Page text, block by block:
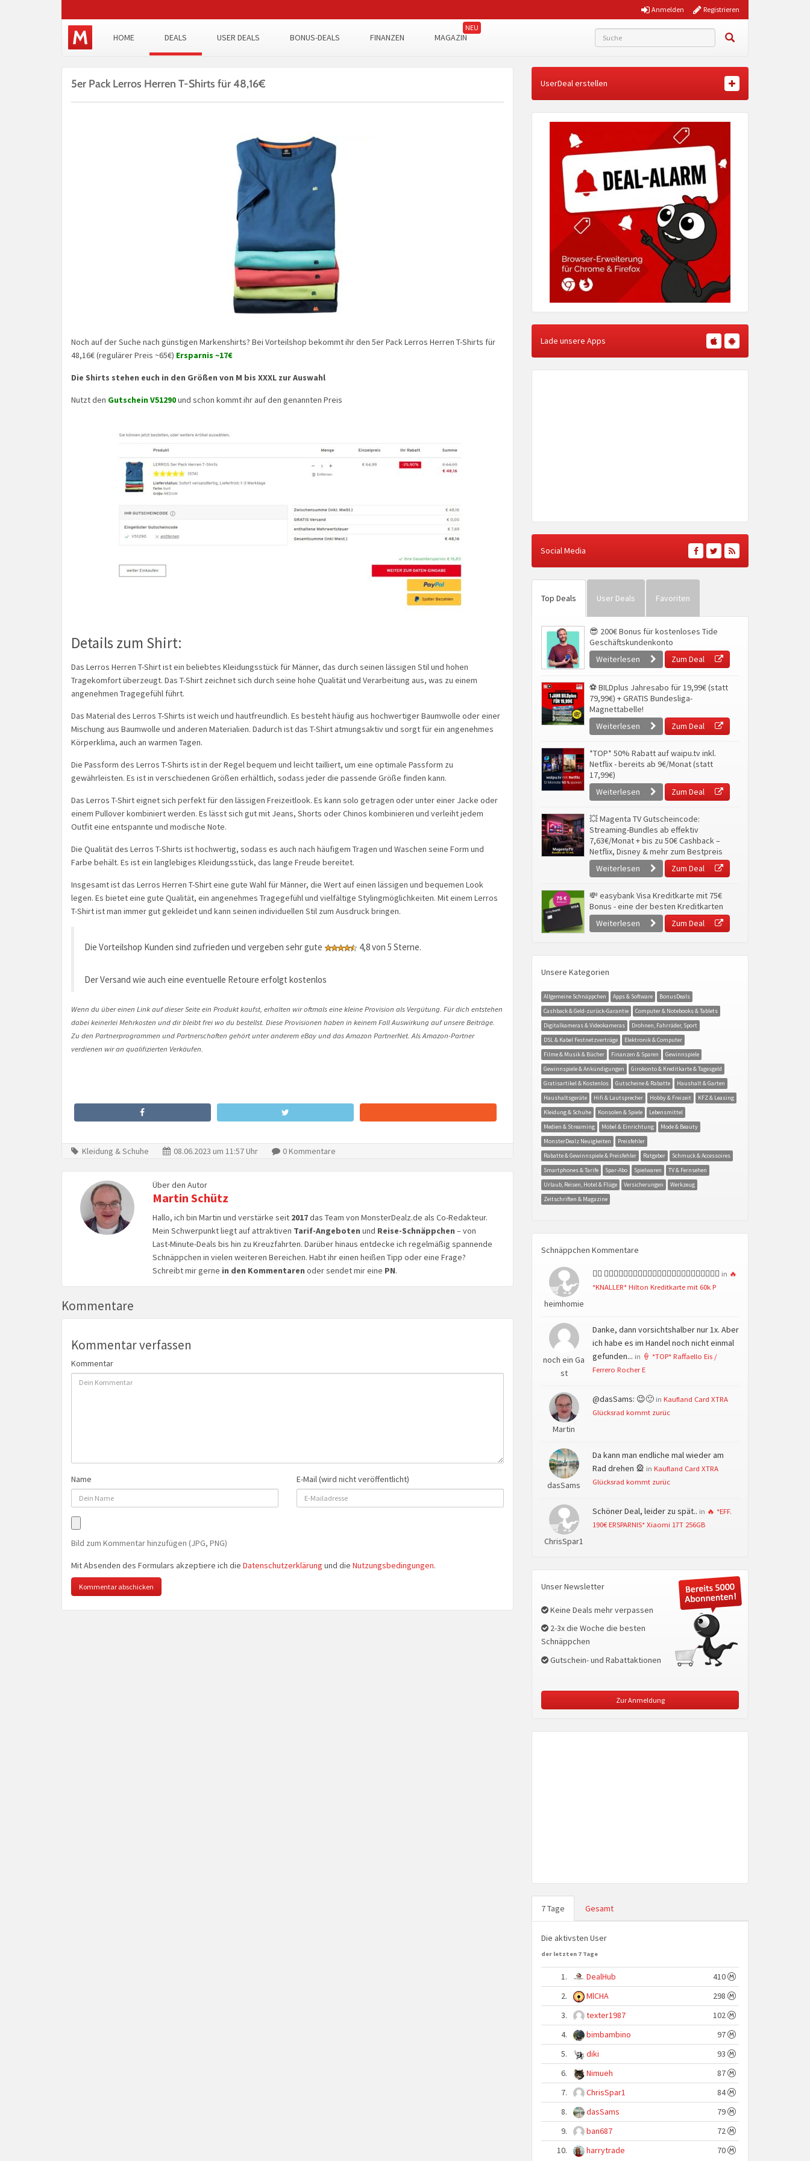
Registrieren
Anmelden
HOME DEALS USER DEALS BONUS-DEALS FINANZEN MAGAZIN
5er Pack Lerros Herren T-Shirts für 48,16€
Noch auf der Suche nach günstigen Markenshirts? Bei Vorteilshop bekommt ihr den 5er Pack Lerros Herren T-Shirts für
48,16€ (regulärer Preis ~65€) Ersparnis ~17€
Die Shirts stehen euch in den Größen von M bis XXXL zur Auswahl
Nutzt den Gutschein V51290und schon kommt ihr auf den genannten Preis
Details zum Shirt:
Das Lerros Herren T-Shirt ist ein beliebtes Kleidungsstück für Männer, das durch seinen lässigen Stil und hohen
Tragekomfort überzeugt. Das T-Shirt zeichnet sich durch seine hohe Qualität und Verarbeitung aus, was zu einem
angenehmen Tragegefühl führt.
Das Material des Lerros T-Shirts ist weich und hautfreundlich. Es besteht häufig aus hochwertiger Baumwolle oder einer
Mischung aus Baumwolle und anderen Materialien. Dadurch ist das T-Shirt atmungsaktiv und sorgt für ein angenehmes
Körperklima, auch an warmen Tagen.
Die Passform des Lerros T-Shirts ist in der Regel bequem und leicht tailliert, um eine optimale Passform zu
gewährleisten. Es ist in verschiedenen Größen erhältlich, sodass jeder die passende Größe finden kann.
Das Lerros T-Shirt eignet sich perfekt für den lässigen Freizeitlook. Es kann solo getragen oder unter einer Jacke oder
einem Pullover kombiniert werden. Es lässt sich gut mit Jeans, Shorts oder Chinos kombinieren und verleiht jedem
Outfit eine entspannte und modische Note.
Die Qualität des Lerros T-Shirts ist hochwertig, sodass es auch nach häufigem Tragen und Waschen seine Form und
Farbe behält. Es ist ein langlebiges Kleidungsstück, das lange Freude bereitet.
Insgesamt ist das Lerros Herren T-Shirt eine gute Wahl für Männer, die Wert auf einen lässigen und bequemen Look
legen. Es bietet eine gute Qualität, ein angenehmes Tragegefühl und vielfältige Stylingmöglichkeiten. Mit einem Lerros
T-Shirt ist man immer gut gekleidet und kann seinen individuellen Stil zum Ausdruck bringen.
Die Vorteilshop Kunden sind zufrieden und vergeben sehr gute 4,8 von 5 Sterne.
Der Versand wie auch eine eventuelle Retoure erfolgt kostenlos
Wenn du über einen Link auf dieser Seite ein Produkt kaufst, erhalten wir oftmals eine kleine Provision als Vergütung. Für dich entstehen
dabei keinerlei Mehrkosten und dir bleibt frei wo du bestellst. Diese Provisionen haben in keinem Fall Auswirkung auf unsere Beiträge.
Zu den Partnerprogrammen und Partnerschaften gehört unter anderem eBay und das Amazon PartnerNet. Als Amazon-Partner
verdienen wir an qualifizierten Verkäufen.
Kleidung & Schuhe 08.06.2023 um 11:57 Uhr 0 Kommentare
Über den Autor
Martin Schütz
Hallo, ich bin Martin und verstärke seit 2017das Team von MonsterDealz.de als Co-Redakteur.
Mein Schwerpunkt liegt auf attraktiven Tarif-Angeboten und Reise-Schnäppchen – von
Last-Minute-Deals bis hin zu Kreuzfahrten. Darüber hinaus entdecke ich regelmäßig spannende
Schnäppchen in vielen weiteren Bereichen. Habt ihr einen heißen Tipp oder eine Frage?
Schreibt mir gerne in den Kommentaren oder sendet mir eine PN.
Kommentare
Kommentar verfassen
Kommentar
Name E-Mail (wird nicht veröffentlicht)
Bild zum Kommentar hinzufügen (JPG, PNG)
Mit Absenden des Formulars akzeptiere ich die Datenschutzerklärung und die Nutzungsbedingungen.
UserDeal erstellen
Lade unsere Apps
Social Media
Top Deals User Deals Favoriten
😎 200€ Bonus für kostenloses Tide
Geschäftskundenkonto
Weiterlesen
Zum Deal
⚽ BILDplus Jahresabo für 19,99€ (statt
79,99€) + GRATIS Bundesliga-
Magnettabelle!
Weiterlesen
Zum Deal
*TOP* 50% Rabatt auf waipu.tv inkl.
Netflix - bereits ab 9€/Monat (statt
17,99€)
Weiterlesen
Zum Deal
💥 Magenta TV Gutscheincode:
Streaming-Bundles ab effektiv
7,63€/Monat + bis zu 50€ Cashback –
Netflix, Disney & mehr zum Bestpreis
Weiterlesen
Zum Deal
💸 easybank Visa Kreditkarte mit 75€
Bonus - eine der besten Kreditkarten
Weiterlesen
Zum Deal
Unsere Kategorien
Allgemeine Schnäppchen Apps & Software
BonusDeals
Cashback & Geld-zurück-Garantie
Computer & Notebooks & Tablets
Digitalkameras & Videokameras
Drohnen, Fahrräder, Sport
DSL & Kabel Festnetzverträge
Elektronik & Computer
Filme & Musik & Bücher
Finanzen & Sparen
Gewinnspiele
Gewinnspiele & Ankündigungen
Girokonto & Kreditkarte & Tagesgeld
Gratisartikel & Kostenlos
Gutscheine & Rabatte
Haushalt & Garten
Haushaltsgeräte
Hifi & Lautsprecher Hobby & Freizeit
KFZ & Leasing
Kleidung & Schuhe
Konsolen & Spiele
Lebensmittel
Medien & Streaming
Möbel & Einrichtung
Mode & Beauty
MonsterDealz Neuigkeiten
Preisfehler
Rabatte & Gewinnspiele & Preisfehler
Ratgeber
Schmuck & Accessoires
Smartphones & Tarife
Spar-Abo Spielwaren
TV & Fernsehen
Urlaub, Reisen, Hotel & Flüge
Versicherungen
Werkzeug
Zeitschriften & Magazine
Schnäppchen Kommentare
heimhomie
👍🏻 👍🏻👍🏻👍🏻👍🏻👍🏻👍🏻👍🏻👍🏻👍🏻👍🏻👍🏻👍🏻 in 🔥
*KNALLER* Hilton Kreditkarte mit 60k P
noch ein Ga
st
Danke, dann vorsichtshalber nur 1x. Aber
ich habe es im Handel noch nicht einmal
gefunden... in 🍦 *TOP* Raffaello Eis /
Ferrero Rocher E
Martin
@dasSams: 😉🙂 in Kaufland Card XTRA
Glücksrad kommt zurüc
dasSams
Da kann man endliche mal wieder am
Rad drehen 🎡 in Kaufland Card XTRA
Glücksrad kommt zurüc
ChrisSpar1
Schöner Deal, leider zu spät.. in 🔥 *EFF.
190€ ERSPARNIS* Xiaomi 17T 256GB
Unser Newsletter
Keine Deals mehr verpassen
2-3x die Woche die besten
Schnäppchen
Gutschein- und Rabattaktionen
Zur Anmeldung
7 Tage Gesamt
Die aktivsten User
der letzten 7 Tage
1. DealHub
410
2.
MlCHA
298
3.
texter1987
102
4.
bimbambino
97
5.
diki
93
6.
Nimueh
87
7.
ChrisSpar1
84
8.
dasSams
79
9.
ban687
72
10.
harrytrade 70